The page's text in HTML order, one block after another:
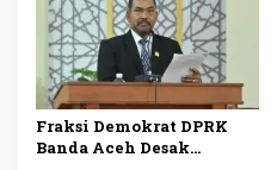
Fraksi Demokrat DPRK
Banda Aceh Desak